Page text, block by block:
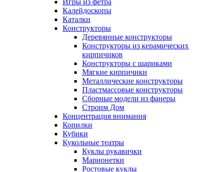
Игры из фетра
Калейдоскопы
Каталки
Конструкторы
Деревянные конструкторы
Конструкторы из керамических
кирпичиков
Конструкторы с шариками
Мягкие кирпичики
Металлические конструкторы
Пластмассовые конструкторы
Сборные модели из фанеры
Строим Дом
Концентрация внимания
Копилки
Кубики
Кукольные театры
Куклы рукавички
Марионетки
Ростовые куклы